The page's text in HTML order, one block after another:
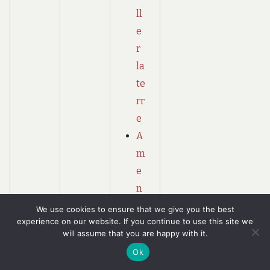
ll
e
r
la
te
rr
e
A
m
e
n
a
g
e
m
We use cookies to ensure that we give you the best
experience on our website. If you continue to use this site we
will assume that you are happy with it.
Ok